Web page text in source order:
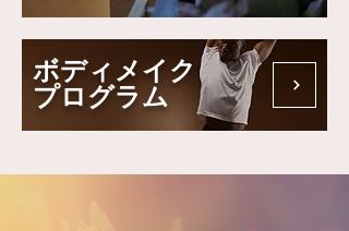
ボディメイク
プログラム